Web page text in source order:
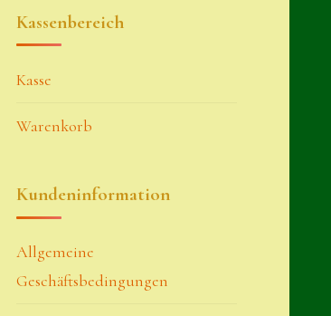
Kassenbereich
Kasse
Warenkorb
Kundeninformation
Allgemeine
Geschäftsbedingungen